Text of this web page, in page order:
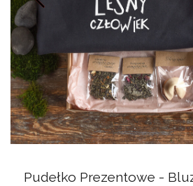
Pudełko Prezentowe -